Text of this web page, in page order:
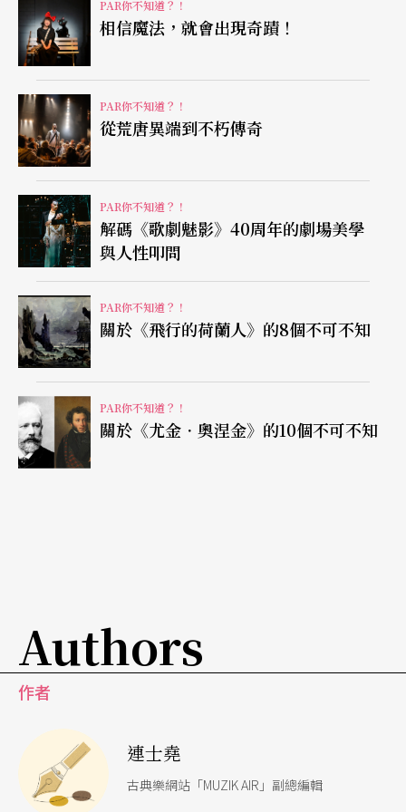
PAR你不知道？！
相信魔法，就會出現奇蹟！
PAR你不知道？！
從荒唐異端到不朽傳奇
PAR你不知道？！
解碼《歌劇魅影》40周年的劇場美學
與人性叩問
PAR你不知道？！
關於《飛行的荷蘭人》的8個不可不知
PAR你不知道？！
關於《尤金．奧涅金》的10個不可不知
Authors
作者
連士堯
古典樂網站「MUZIK AIR」副總編輯